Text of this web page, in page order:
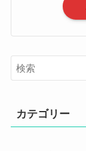
カテゴリー